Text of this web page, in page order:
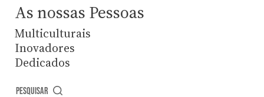
As nossas Pessoas
Multiculturais
Inovadores
Dedicados
PESQUISAR